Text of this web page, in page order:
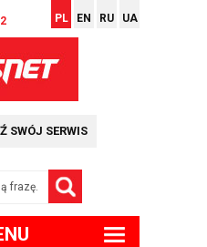
PL EN RU UA
SWÓJ SERWIS